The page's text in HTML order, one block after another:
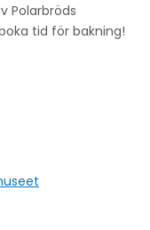
Polarbröds
tid för bakning!